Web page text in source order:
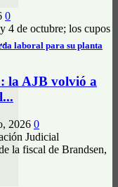
laboral para su planta
0
4 de octubre; los cupos
la AJB volvió a
2026 0
Judicial
la fiscal de Brandsen,